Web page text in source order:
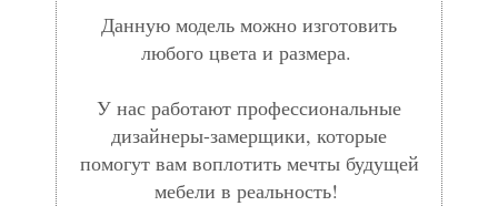
Данную модель можно изготовить
любого цвета и размера.
У нас работают профессиональные
дизайнеры-замерщики, которые
помогут вам воплотить мечты будущей
мебели в реальность!